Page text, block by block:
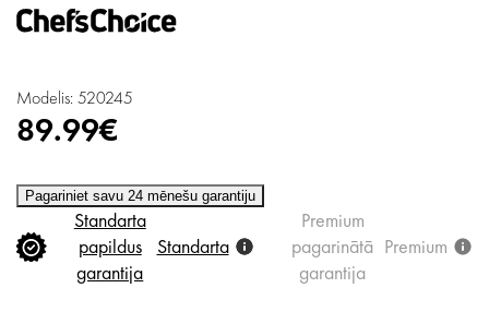
Modelis: 520245
89.99€
Pagariniet savu 24 mēnešu garantiju
Standarta
papildus
garantija
Standarta
Premium
pagarinātā
garantija
Premium